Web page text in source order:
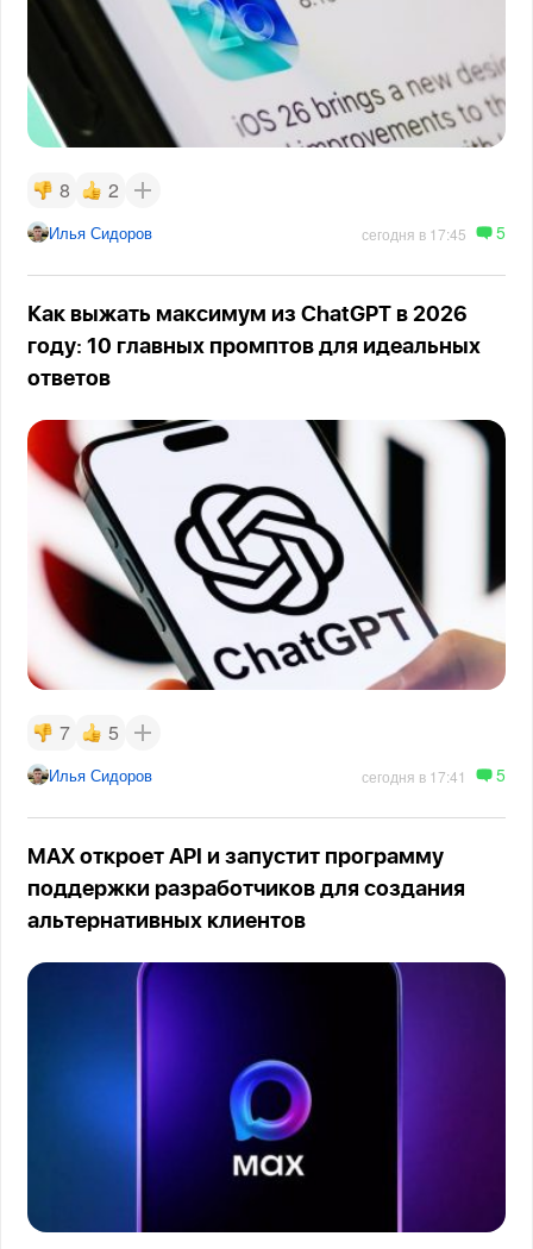
8 2
Илья Сидоров сегодня в 17:45 5
Как выжать максимум из ChatGPT в 2026
году: 10 главных промптов для идеальных
ответов
7 5
Илья Сидоров сегодня в 17:41 5
MAX откроет API и запустит программу
поддержки разработчиков для создания
альтернативных клиентов